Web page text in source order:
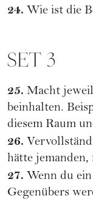
24. Wie ist die
SET 3
25. Macht
beinhalten.
diesem Raum
26.
hätte
27. Wenn du
Gegenübers